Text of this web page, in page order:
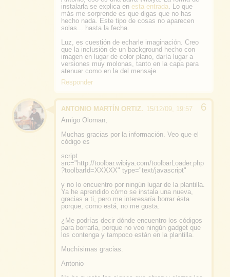
instalarla se explica en esta entrada. Lo que
más me sorprende es que digas que no has
hecho nada. Este tipo de cosas no aparecen
solas... hasta la fecha.
Luz, es cuestión de echarle imaginación. Creo
que la inclusión de un background hecho con
imagen en lugar de color plano, daría lugar a
versiones muy molonas, tanto en la capa para
atenuar como en la del mensaje.
Responder
ANTONIO MARTÍN ORTIZ. 15/12/09, 19:57
Amigo Oloman,
Muchas gracias por la información. Veo que el
código es
script
src="http://toolbar.wibiya.com/toolbarLoader.php
?toolbarId=XXXXX" type="text/javascript"
y no lo encuentro por ningún lugar de la plantilla.
Ya he aprendido cómo se instala una nueva,
gracias a ti, pero me interesaría borrar ésta
porque, como está, no me gusta.
¿Me podrías decir dónde encuentro los códigos
para borrarla, porque no veo ningún gadget que
los contenga y tampoco están en la plantilla.
Muchísimas gracias.
Antonio